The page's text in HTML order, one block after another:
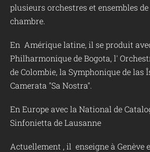
plusieurs orchestres et ensembles
chambre.
En Amérique latine, il se produit
Philharmonique de Bogota, l'
de Colombie, la Symphonique de las
Camerata "Sa Nostra".
En Europe avec la National de
Sinfonietta de Lausanne
Actuellement , il enseigne à Genève